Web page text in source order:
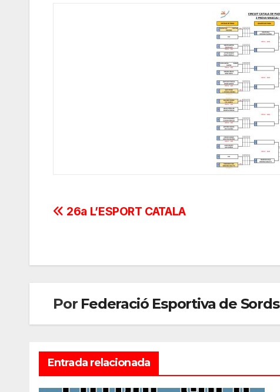
Navegación
entradas
26a L’ESPORT CATALA
Por Federació Esportiva de
Entrada relacionada